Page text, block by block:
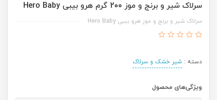
سرلاک شیر و برنج و موز 200 گرم هرو بیبی Hero Baby
سرلاک شیر و برنج و موز هرو بیبی Hero Baby
دسته : شیر خشک و سرلاک
ویژگی‌های محصول